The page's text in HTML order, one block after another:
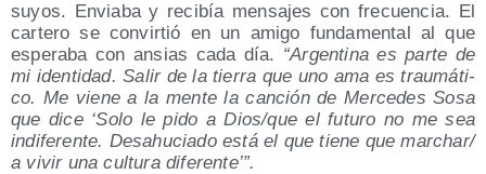
suyos. Envia­ba y reci­bía men­sa­jes con fre­cuen­cia. El
car­te­ro se con­vir­tió en un ami­go fun­da­men­tal al que
espe­ra­ba con ansias cada día. “Argen­ti­na es par­te de
mi iden­ti­dad. Salir de la tie­rra que uno ama es trau­má­ti­
co. Me vie­ne a la men­te la can­ción de Mer­ce­des Sosa
que dice ‘Solo le pido a Dios/​que el futu­ro no me sea
indi­fe­ren­te. Desahu­cia­do está el que tie­ne que marchar/​
a vivir una cul­tu­ra diferente’”.